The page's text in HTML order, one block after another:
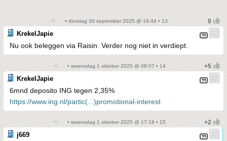
• dinsdag 30 september 2025 @ 16:44 • 13
KrekelJapie
Nu ook beleggen via Raisin. Verder nog niet in verdiept.
• woensdag 1 oktober 2025 @ 08:07 • 14
KrekelJapie
6mnd deposito ING tegen 2,35%
https://www.ing.nl/partic(...)promotional-interest
• woensdag 1 oktober 2025 @ 17:18 • 15
j669